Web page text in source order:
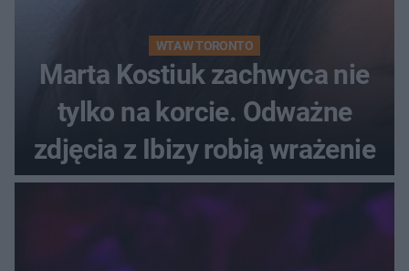
WTA W TORONTO
Marta Kostiuk zachwyca nie
tylko na korcie. Odważne
zdjęcia z Ibizy robią wrażenie